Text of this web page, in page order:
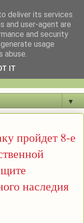
▼
пройдет 8-е
наследия
deliver its services
and user-agent are
and security
usage
abuse.
IT